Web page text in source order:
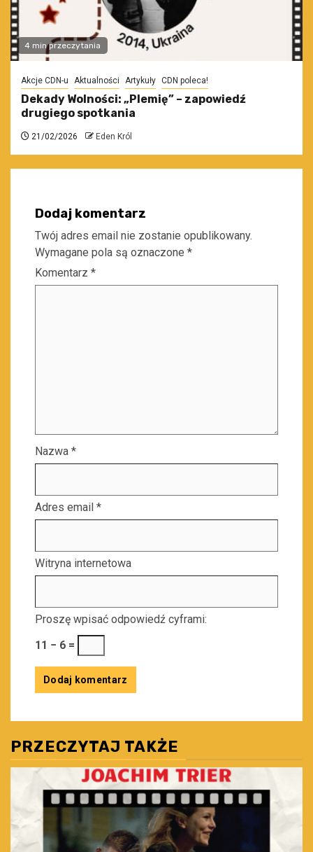
4 min przeczytania
Akcje CDN-u Aktualności Artykuły CDN poleca!
Dekady Wolności: „Plemię” – zapowiedź
drugiego spotkania
21/02/2026 Eden Król
Dodaj komentarz
Twój adres email nie zostanie opublikowany.
Wymagane pola są oznaczone *
Komentarz *
Nazwa *
Adres email *
Witryna internetowa
Proszę wpisać odpowiedź cyframi:
11 − 6 =
PRZECZYTAJ TAKŻE